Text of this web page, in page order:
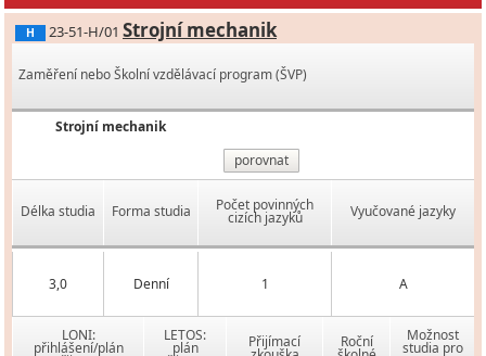
H 23-51-H/01 Strojní mechanik
Zaměření nebo Školní vzdělávací program (ŠVP)
Strojní mechanik
porovnat
Délka studia Forma studia Počet povinných
cizích jazyků Vyučované jazyky
3,0 Denní 1 A
LONI:
přihlášení/plán
LETOS:
plán Přijímací Roční Možnost
studia pro